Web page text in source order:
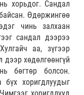
хорьдог. Сандал
Өдөржингөө
чинь залхаан
сандал дээрээ
аа, зүгээр
дээр хөдөлгөөнгүй
бөгтөр болсон.
бүх хоригдлуудыг
хоригдлууд